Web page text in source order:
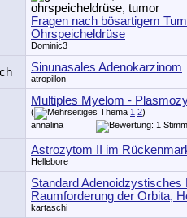
Fragen nach bösartigem
Ohrspeicheldrüse
Dominic3
Sinunasales Adenokarzinom
atropillon
Multiples Myelom -
( 1 2)
annalina
Astrozytom II im
Hellebore
Standard Adenoidzystisches
Raumforderung der Orbita,
kartaschi